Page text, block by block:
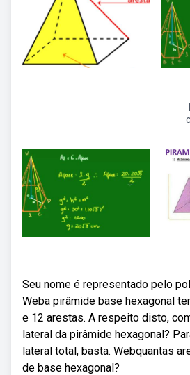
Seu nome é representado pelo
Weba pirâmide base hexagonal
e 12 arestas. A respeito disto,
lateral da pirâmide hexagonal?
lateral total, basta. Webquantas
de base hexagonal?